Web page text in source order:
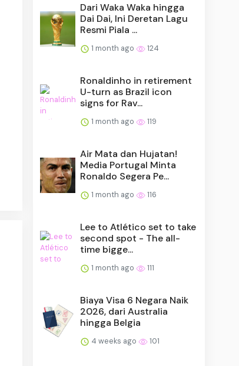
Dari Waka Waka hingga
Dai Dai, Ini Deretan Lagu
Resmi Piala ...
1 month ago 124
Ronaldinho in retirement
U-turn as Brazil icon
signs for Rav...
1 month ago 119
Air Mata dan Hujatan!
Media Portugal Minta
Ronaldo Segera Pe...
1 month ago 116
Lee to Atlético set to take
second spot - The all-
time bigge...
1 month ago 111
Biaya Visa 6 Negara Naik
2026, dari Australia
hingga Belgia
4 weeks ago 101